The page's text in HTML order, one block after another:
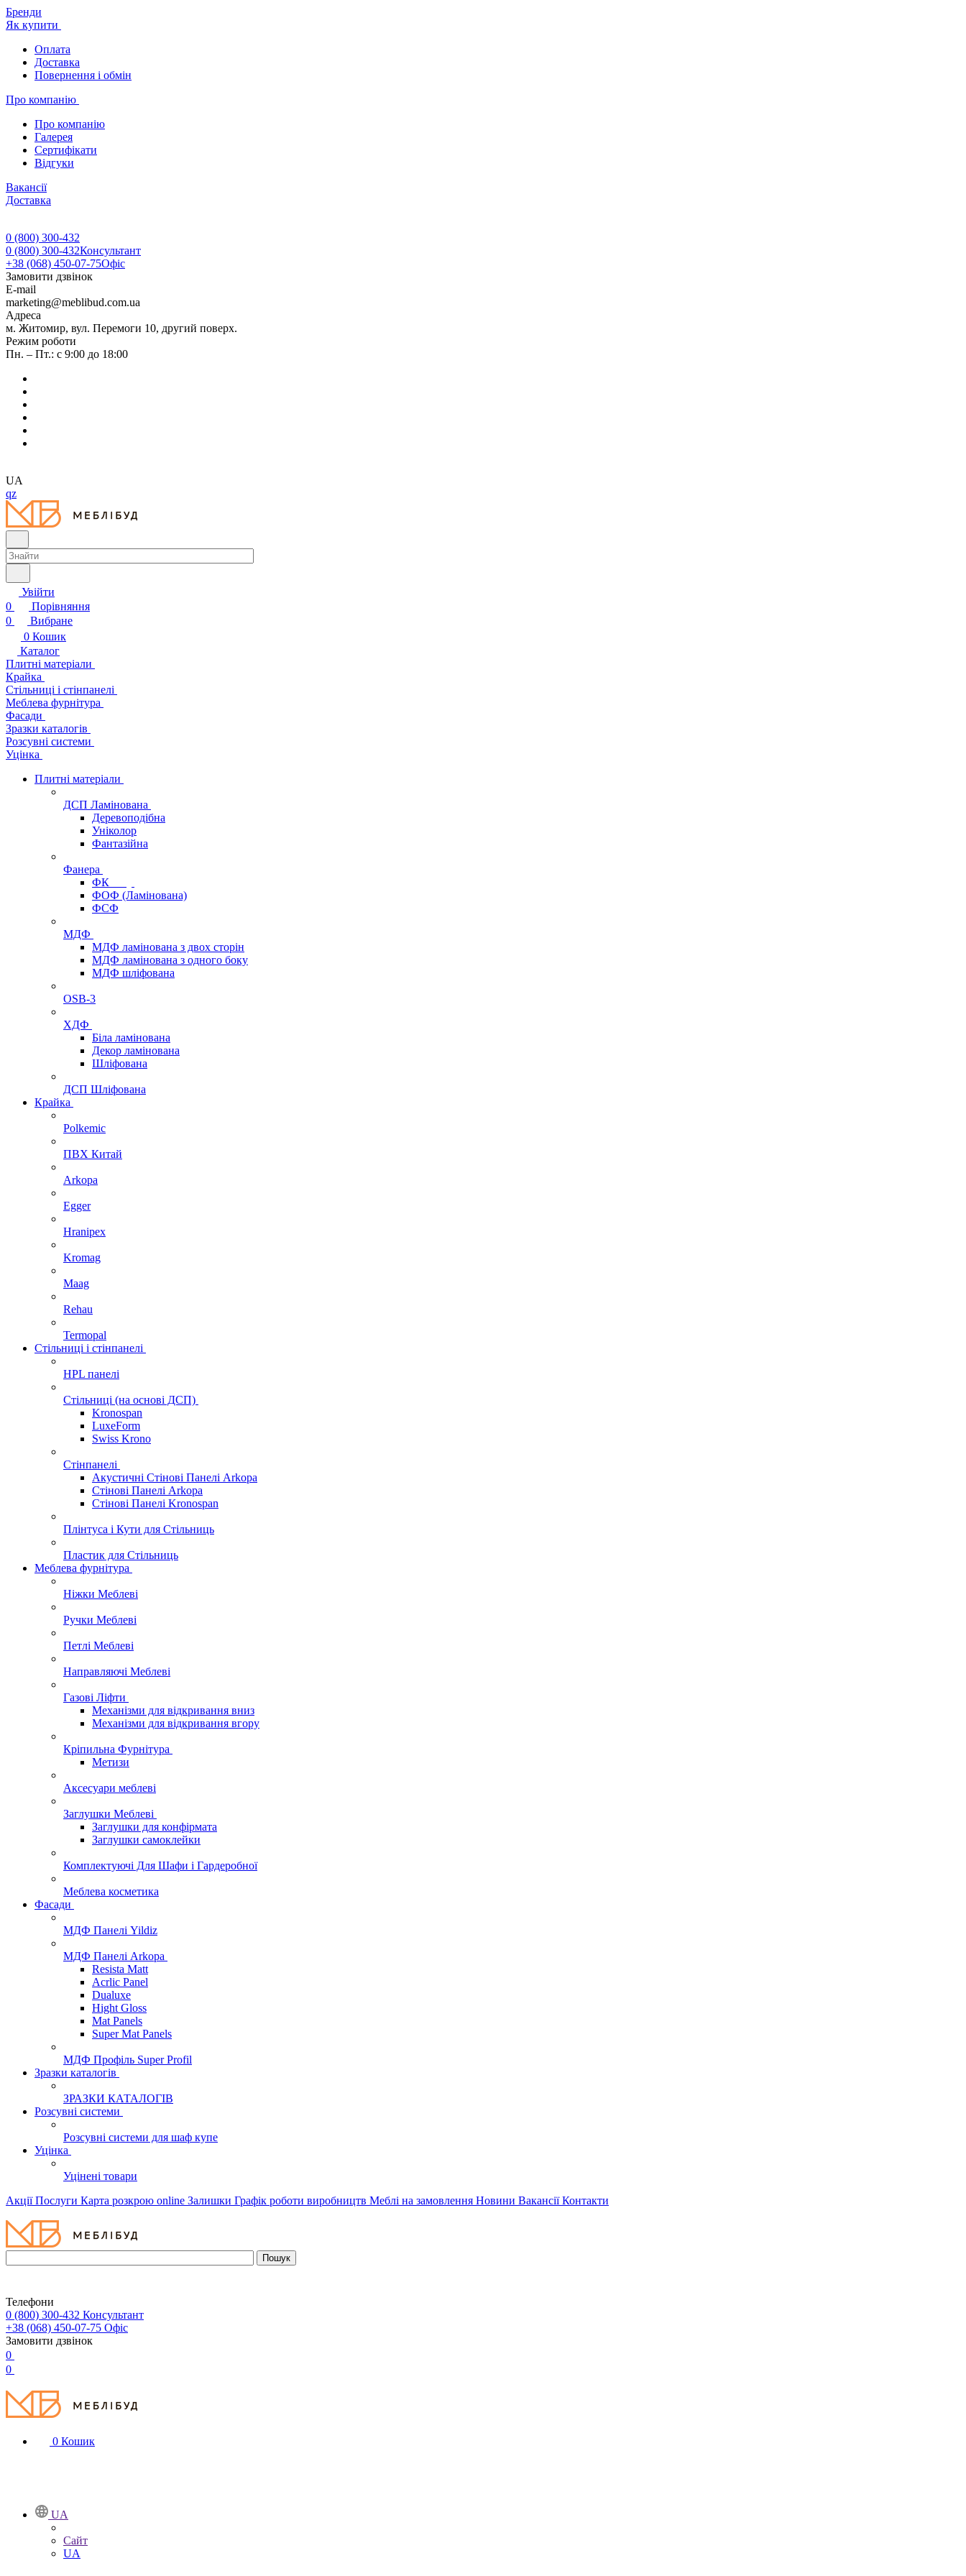
Бренди
Як купити
Оплата
Доставка
Повернення і обмін
Про компанію
Про компанію
Галерея
Сертифікати
Відгуки
Вакансії
Доставка
0 (800) 300-432
0 (800) 300-432Консультант
+38 (068) 450-07-75Офіс
Замовити дзвінок
E-mail
marketing@meblibud.com.ua
Адреса
м. Житомир, вул. Перемоги 10, другий поверх.
Режим роботи
Пн. – Пт.: с 9:00 до 18:00
UA
qz
Увійти
0
Порівняння
0
Вибране
0 Кошик
Каталог
Плитні матеріали
Крайка
Стільниці і стінпанелі
Меблева фурнітура
Фасади
Зразки каталогів
Розсувні системи
Уцінка
Плитні матеріали
ДСП Ламінована
Деревоподібна
Уніколор
Фантазійна
Фанера
ФК
ФОФ (Ламінована)
ФСФ
МДФ
МДФ ламінована з двох сторін
МДФ ламінована з одного боку
МДФ шліфована
OSB-3
ХДФ
Біла ламінована
Декор ламінована
Шліфована
ДСП Шліфована
Крайка
Polkemic
ПВХ Китай
Arkopa
Egger
Hranipex
Kromag
Maag
Rehau
Termopal
Стільниці і стінпанелі
HPL панелі
Стільниці (на основі ДСП)
Kronospan
LuxeForm
Swiss Krono
Стінпанелі
Акустичні Стінові Панелі Аrkopa
Стінові Панелі Arkopa
Стінові Панелі Kronospan
Плінтуса і Кути для Стільниць
Пластик для Стільниць
Меблева фурнітура
Ніжки Меблеві
Ручки Меблеві
Петлі Меблеві
Направляючі Меблеві
Газові Ліфти
Механізми для відкривання вниз
Механізми для відкривання вгору
Кріпильна Фурнітура
Метизи
Аксесуари меблеві
Заглушки Меблеві
Заглушки для конфірмата
Заглушки самоклейки
Комплектуючі Для Шафи і Гардеробної
Меблева косметика
Фасади
МДФ Панелі Yildiz
МДФ Панелі Arkopa
Resista Matt
Acrlic Panel
Dualuxe
Hight Gloss
Mat Panels
Super Mat Panels
МДФ Профіль Super Profil
Зразки каталогів
ЗРАЗКИ КАТАЛОГІВ
Розсувні системи
Розсувні системи для шаф купе
Уцінка
Уцінені товари
Акції Послуги Карта розкрою online Залишки Графік роботи виробництв Меблі на замовлення Новини Вакансії Контакти
Телефони
0 (800) 300-432 Консультант
+38 (068) 450-07-75 Офіс
Замовити дзвінок
0
0
0 Кошик
UA
Сайт
UA